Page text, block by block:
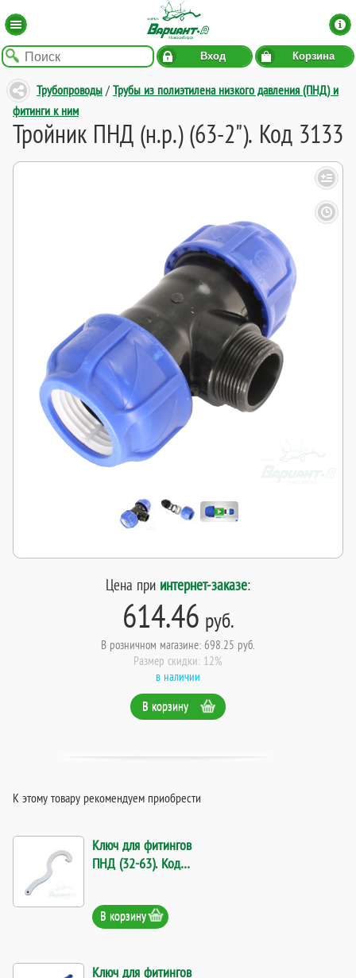
Вход Корзина
Трубопроводы / Трубы из полиэтилена низкого давления (ПНД) и
фитинги к ним
Тройник ПНД (н.р.) (63-2"). Код 3133
Цена при интернет-заказе:
614.46 руб.
В розничном магазине: 698.25 руб.
Размер скидки: 12%
в наличии
В корзину
К этому товару рекомендуем приобрести
Ключ для фитингов
ПНД (32-63). Код
В корзину
Ключ для фитингов